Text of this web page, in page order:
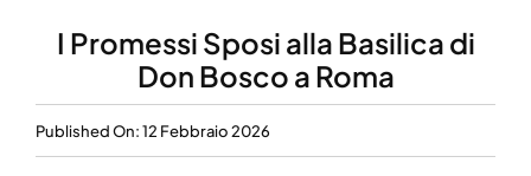
I Promessi Sposi alla Basilica di
Don Bosco a Roma
Published On: 12 Febbraio 2026